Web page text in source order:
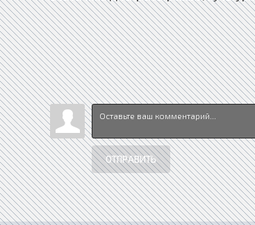
ОТПРАВИТЬ